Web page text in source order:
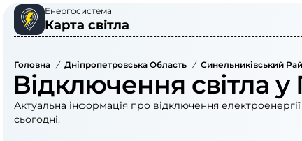
Енергосистема
Карта світла
Головна / Дніпропетровська Область / Синельниківський
Відключення світла у
Актуальна інформація про відключення
сьогодні.